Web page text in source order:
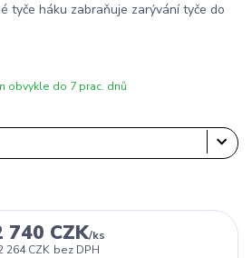
tyče háku zabraňuje zarývání tyče do
obvykle do 7 prac. dnů
740 CZK/ks
264 CZK bez DPH